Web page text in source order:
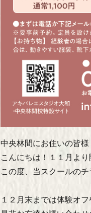
中央林間にお住いの皆様
こんにちは！１１月よ
この度、当スクールの
１２月末までは体験オ